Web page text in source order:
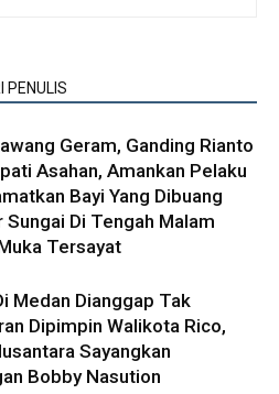
PENULIS
Geram, Ganding Rianto
Asahan, Amankan Pelaku
Bayi Yang Dibuang
Sungai Di Tengah Malam
Tersayat
Medan Dianggap Tak
Dipimpin Walikota Rico,
Sayangkan
Bobby Nasution